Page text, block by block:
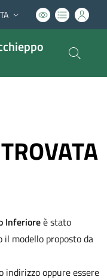
attiva:
Inferioreè stato
modello proposto da
indirizzo oppure essere